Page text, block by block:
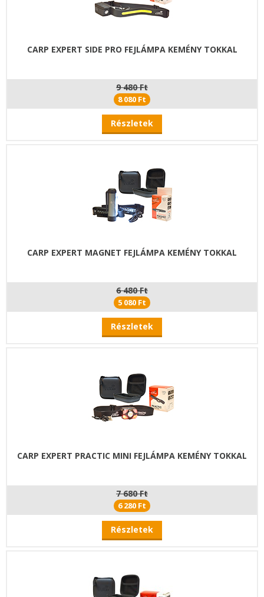
CARP EXPERT SIDE PRO FEJLÁMPA KEMÉNY TOKKAL
9 480 Ft
8 080 Ft
Részletek
CARP EXPERT MAGNET FEJLÁMPA KEMÉNY TOKKAL
6 480 Ft
5 080 Ft
Részletek
CARP EXPERT PRACTIC MINI FEJLÁMPA KEMÉNY TOKKAL
7 680 Ft
6 280 Ft
Részletek